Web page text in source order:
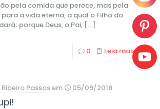
pela comida que perece, mas pela
a vida eterna, a qual o Filho do
porque Deus, o Pai, […]
0 Leia mais
Passosem 05/09/2018